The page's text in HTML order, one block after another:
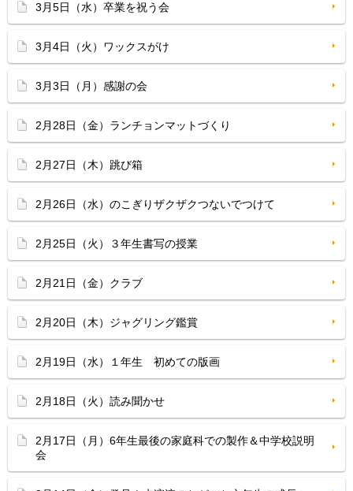
3月5日（水）卒業を祝う会
3月4日（火）ワックスがけ
3月3日（月）感謝の会
2月28日（金）ランチョンマットづくり
2月27日（木）跳び箱
2月26日（水）のこぎりザクザクつないでつけて
2月25日（火）３年生書写の授業
2月21日（金）クラブ
2月20日（木）ジャグリング鑑賞
2月19日（水）１年生 初めての版画
2月18日（火）読み聞かせ
2月17日（月）6年生最後の家庭科での製作＆中学校説明
会